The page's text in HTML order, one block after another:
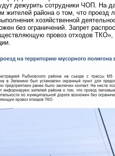
дежурить сотрудники ЧОП. На
жителей района о том, что проезд
хозяйственной
без ограничений. Запрет
провоз отходов ТКО»,